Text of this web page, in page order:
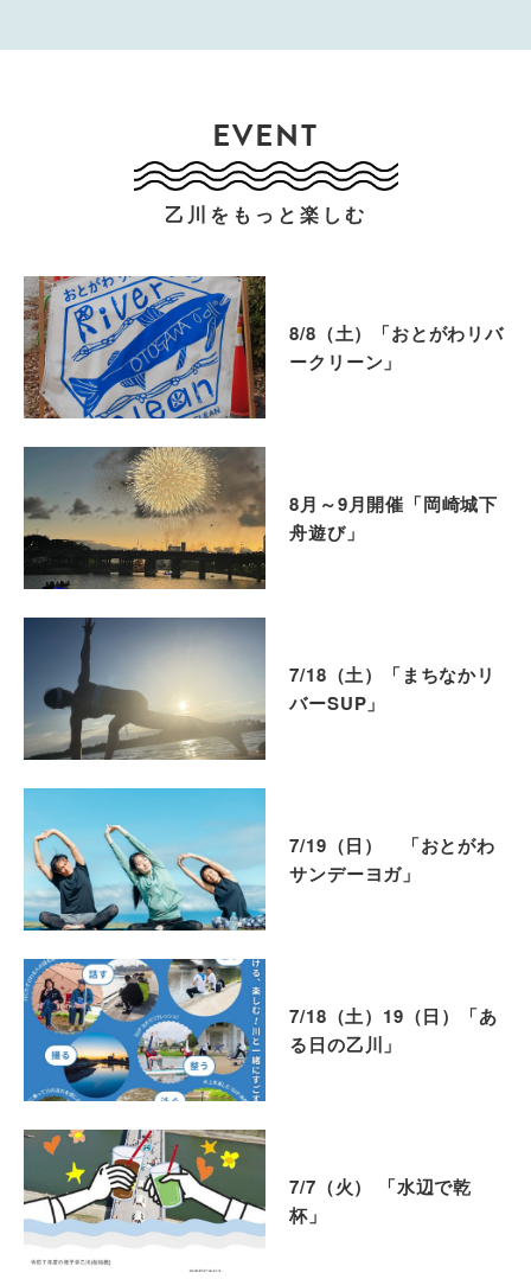
EVENT
乙川をもっと楽しむ
8/8（土）「おとがわリバ
ークリーン」
8月～9月開催「岡崎城下
舟遊び」
7/18（土）「まちなかリ
バーSUP」
7/19（日） 「おとがわ
サンデーヨガ」
7/18（土）19（日）「あ
る日の乙川」
7/7（火） 「水辺で乾
杯」